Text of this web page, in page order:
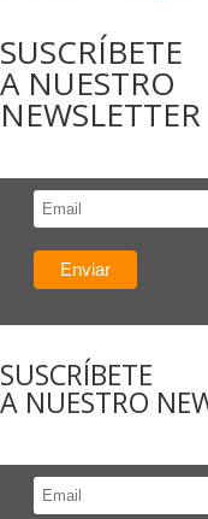
SUSCRÍBETE
A NUESTRO
NEWSLETTER
SUSCRÍBETE
A NUESTRO